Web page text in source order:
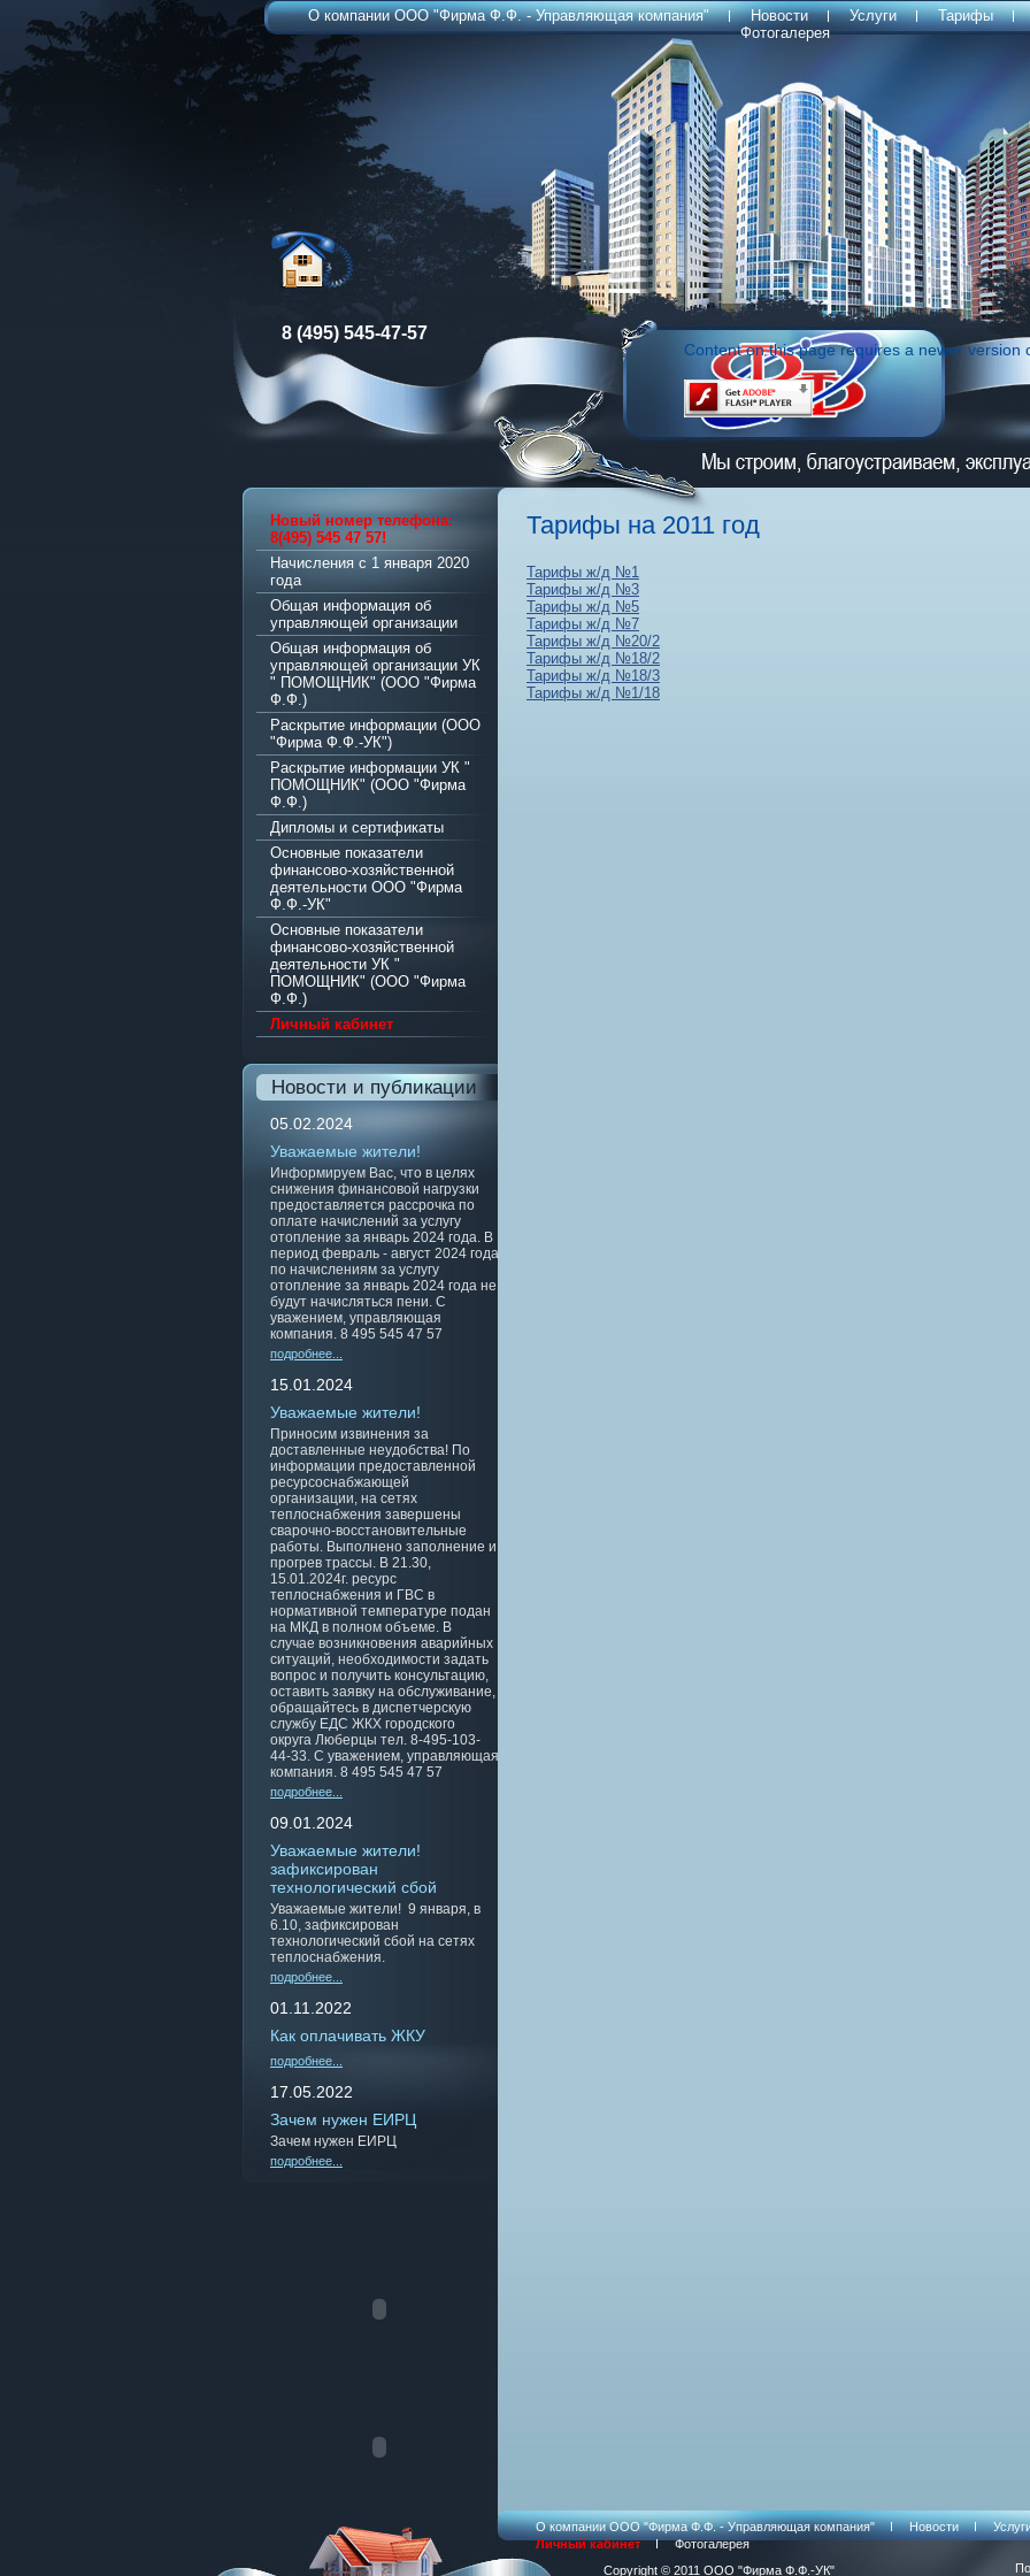
Content on this page requires a newer version
8 (495) 545-47-57
О компании ООО "Фирма Ф.Ф. - Управляющая компания" Новости Услуги
Тарифы
Фотогалерея
Новый номер телефона:
8(495) 545 47 57!
Начисления с 1 января 2020
года
Общая информация об
управляющей организации
Общая информация об
управляющей организации УК
" ПОМОЩНИК" (ООО "Фирма
Ф.Ф.)
Раскрытие информации (ООО
"Фирма Ф.Ф.-УК")
Раскрытие информации УК "
ПОМОЩНИК" (ООО "Фирма
Ф.Ф.)
Дипломы и сертификаты
Основные показатели
финансово-хозяйственной
деятельности ООО "Фирма
Ф.Ф.-УК"
Основные показатели
финансово-хозяйственной
деятельности УК "
ПОМОЩНИК" (ООО "Фирма
Ф.Ф.)
Личный кабинет
Новости и публикации
05.02.2024
Уважаемые жители!
Информируем Вас, что в целях
снижения финансовой нагрузки
предоставляется рассрочка по
оплате начислений за услугу
отопление за январь 2024 года. В
период февраль - август 2024 года
по начислениям за услугу
отопление за январь 2024 года не
будут начисляться пени. С
уважением, управляющая
компания. 8 495 545 47 57
подробнее...
15.01.2024
Уважаемые жители!
Приносим извинения за
доставленные неудобства! По
информации предоставленной
ресурсоснабжающей
организации, на сетях
теплоснабжения завершены
сварочно-восстановительные
работы. Выполнено заполнение и
прогрев трассы. В 21.30,
15.01.2024г. ресурс
теплоснабжения и ГВС в
нормативной температуре подан
на МКД в полном объеме. В
случае возникновения аварийных
ситуаций, необходимости задать
вопрос и получить консультацию,
оставить заявку на обслуживание,
обращайтесь в диспетчерскую
службу ЕДС ЖКХ городского
округа Люберцы тел. 8-495-103-
44-33. С уважением, управляющая
компания. 8 495 545 47 57
подробнее...
09.01.2024
Уважаемые жители!
зафиксирован
технологический сбой
Уважаемые жители! 9 января, в
6.10, зафиксирован
технологический сбой на сетях
теплоснабжения.
подробнее...
01.11.2022
Как оплачивать ЖКУ
подробнее...
17.05.2022
Зачем нужен ЕИРЦ
Зачем нужен ЕИРЦ
подробнее...
Тарифы на 2011 год
Тарифы ж/д №1
Тарифы ж/д №3
Тарифы ж/д №5
Тарифы ж/д №7
Тарифы ж/д №20/2
Тарифы ж/д №18/2
Тарифы ж/д №18/3
Тарифы ж/д №1/18
О компании ООО "Фирма Ф.Ф. - Управляющая компания" Новости
Личный кабинет
Фотогалерея
Copyright © 2011 ООО "Фирма Ф.Ф.-УК"